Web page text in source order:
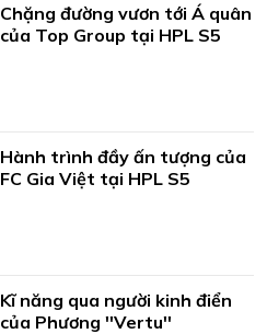
Chặng đường vươn tới Á quân
của Top Group tại HPL S5
Hành trình đầy ấn tượng của
FC Gia Việt tại HPL S5
Kĩ năng qua người kinh điển
của Phương ''Vertu''